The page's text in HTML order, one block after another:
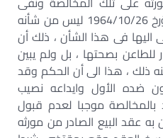
أثرها فى النزاع حول عقد المؤرخ 1964/10/26 ليس من شأنه
اليها فى هذا الشأن ، ذلك أن
بصحتها ، بل ولم يبين
ذلك ، هذا الى أن الحكم وقد
ضده الأول وايداعه نصيب
بالمخالصة موجبا لعدم قبول
به عقد البيع الصادر من مورثه